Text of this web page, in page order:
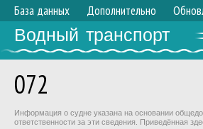
База данных Дополнительно
Водный транспорт
072
Информация о судне указана на основании
ответственности за эти сведения. Приведённая